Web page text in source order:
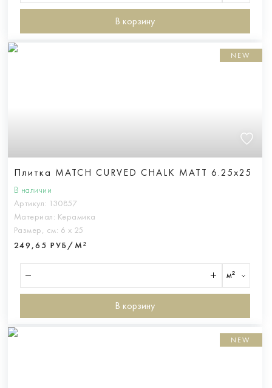
В корзину
NEW
Плитка MATCH CURVED CHALK MATT 6.25x25
В наличии
Артикул: 130857
Материал: Керамика
Размер, см: 6 х 25
249,65 РУБ/М²
м²
В корзину
NEW